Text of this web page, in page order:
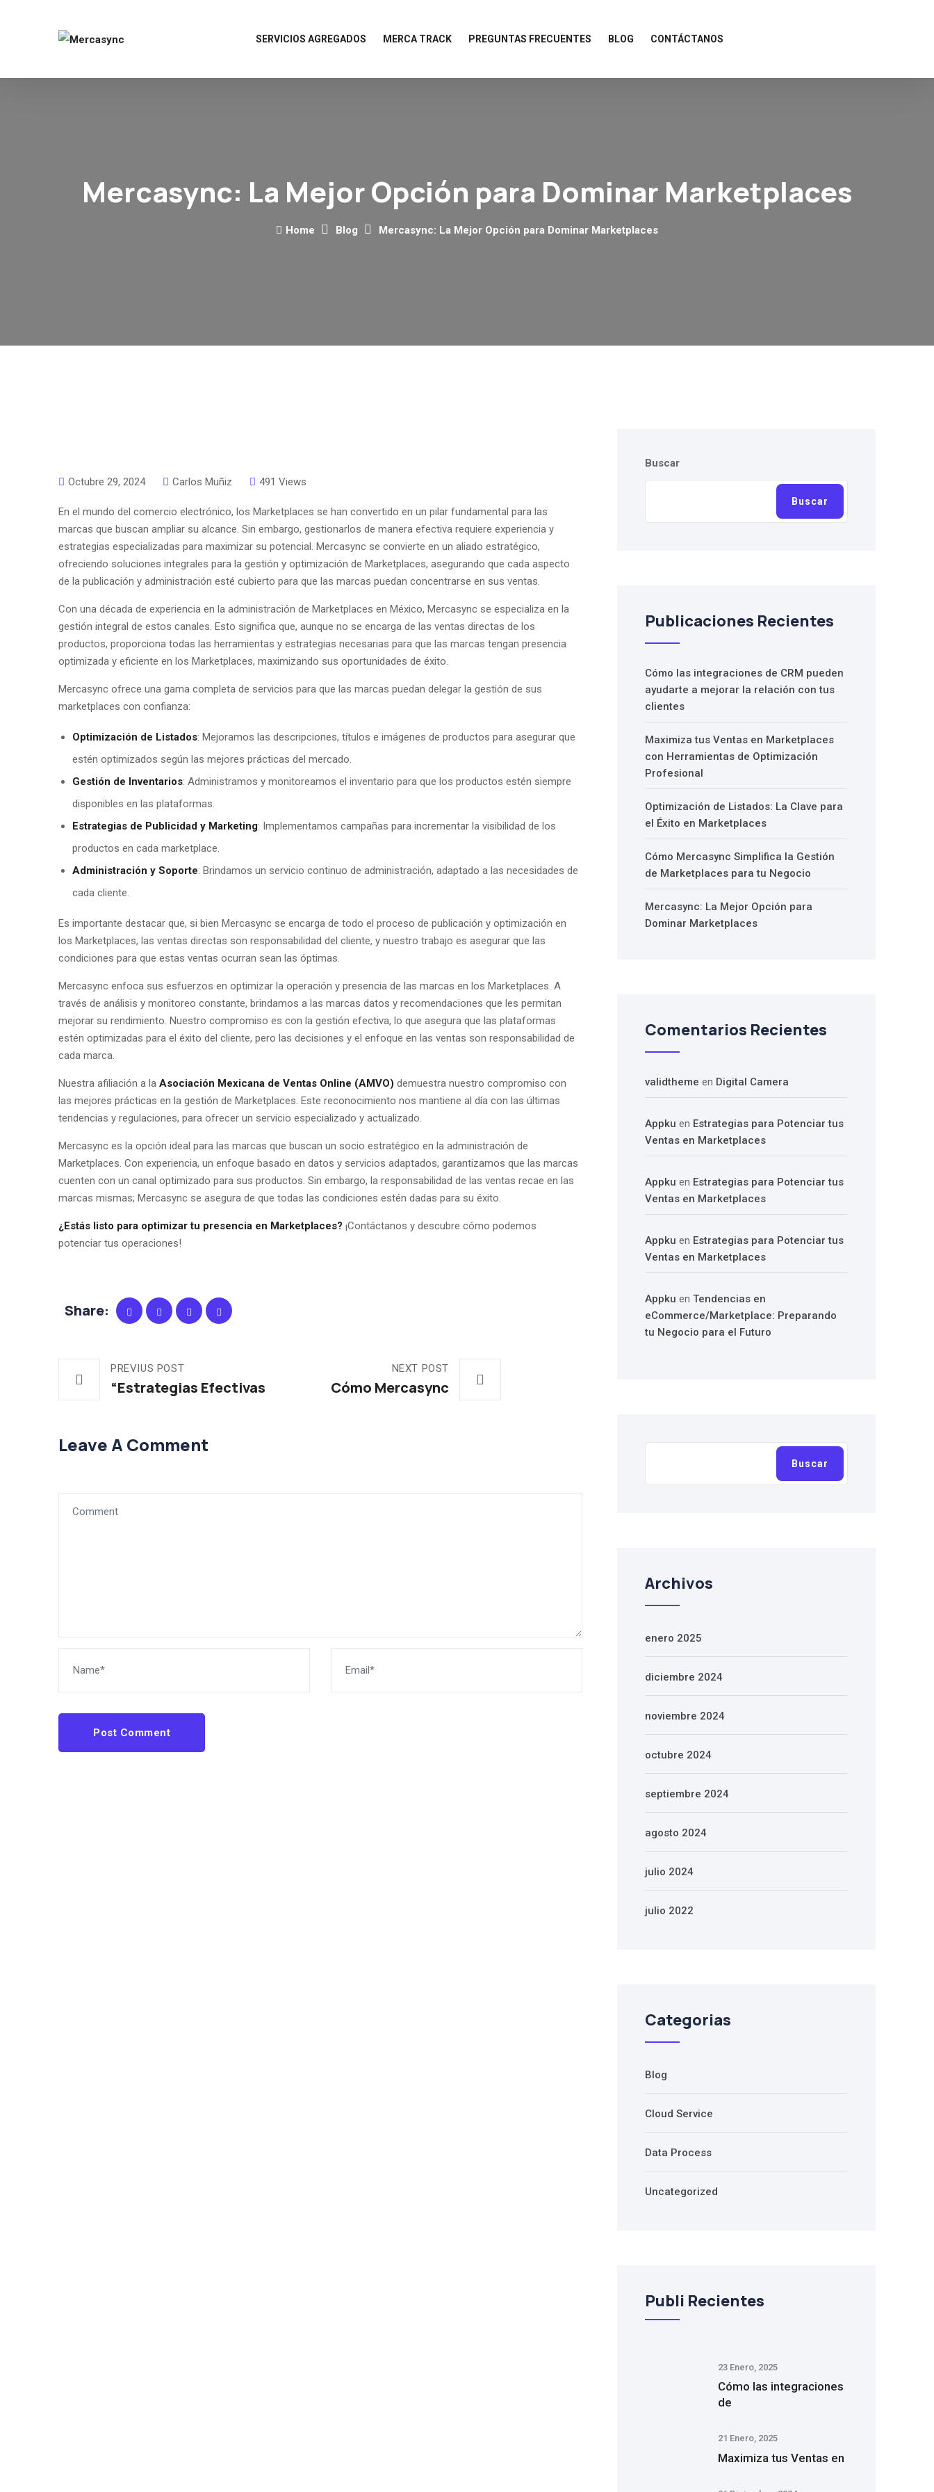
SERVICIOS AGREGADOS MERCA TRACK PREGUNTAS FRECUENTES BLOG CONTÁCTANOS
Mercasync: La Mejor Opción para Dominar Marketplaces
Home Blog Mercasync: La Mejor Opción para Dominar Marketplaces
Octubre 29, 2024 Carlos Muñiz 491 Views
En el mundo del comercio electrónico, los Marketplaces se han convertido en un pilar fundamental para las
marcas que buscan ampliar su alcance. Sin embargo, gestionarlos de manera efectiva requiere experiencia y
estrategias especializadas para maximizar su potencial. Mercasync se convierte en un aliado estratégico,
ofreciendo soluciones integrales para la gestión y optimización de Marketplaces, asegurando que cada aspecto
de la publicación y administración esté cubierto para que las marcas puedan concentrarse en sus ventas.
Con una década de experiencia en la administración de Marketplaces en México, Mercasync se especializa en la
gestión integral de estos canales. Esto significa que, aunque no se encarga de las ventas directas de los
productos, proporciona todas las herramientas y estrategias necesarias para que las marcas tengan presencia
optimizada y eficiente en los Marketplaces, maximizando sus oportunidades de éxito.
Mercasync ofrece una gama completa de servicios para que las marcas puedan delegar la gestión de sus
marketplaces con confianza:
Optimización de Listados: Mejoramos las descripciones, títulos e imágenes de productos para asegurar que
estén optimizados según las mejores prácticas del mercado.
Gestión de Inventarios: Administramos y monitoreamos el inventario para que los productos estén siempre
disponibles en las plataformas.
Estrategias de Publicidad y Marketing: Implementamos campañas para incrementar la visibilidad de los
productos en cada marketplace.
Administración y Soporte: Brindamos un servicio continuo de administración, adaptado a las necesidades de
cada cliente.
Es importante destacar que, si bien Mercasync se encarga de todo el proceso de publicación y optimización en
los Marketplaces, las ventas directas son responsabilidad del cliente, y nuestro trabajo es asegurar que las
condiciones para que estas ventas ocurran sean las óptimas.
Mercasync enfoca sus esfuerzos en optimizar la operación y presencia de las marcas en los Marketplaces. A
través de análisis y monitoreo constante, brindamos a las marcas datos y recomendaciones que les permitan
mejorar su rendimiento. Nuestro compromiso es con la gestión efectiva, lo que asegura que las plataformas
estén optimizadas para el éxito del cliente, pero las decisiones y el enfoque en las ventas son responsabilidad de
cada marca.
Nuestra afiliación a la Asociación Mexicana de Ventas Online (AMVO) demuestra nuestro compromiso con
las mejores prácticas en la gestión de Marketplaces. Este reconocimiento nos mantiene al día con las últimas
tendencias y regulaciones, para ofrecer un servicio especializado y actualizado.
Mercasync es la opción ideal para las marcas que buscan un socio estratégico en la administración de
Marketplaces. Con experiencia, un enfoque basado en datos y servicios adaptados, garantizamos que las marcas
cuenten con un canal optimizado para sus productos. Sin embargo, la responsabilidad de las ventas recae en las
marcas mismas; Mercasync se asegura de que todas las condiciones estén dadas para su éxito.
¿Estás listo para optimizar tu presencia en Marketplaces? ¡Contáctanos y descubre cómo podemos
potenciar tus operaciones!
Share:
PREVIUS POST
“Estrategias Efectivas
NEXT POST
Cómo Mercasync
Leave A Comment
Post Comment
Buscar
Buscar
Publicaciones Recientes
Cómo las integraciones de CRM pueden
ayudarte a mejorar la relación con tus
clientes
Maximiza tus Ventas en Marketplaces
con Herramientas de Optimización
Profesional
Optimización de Listados: La Clave para
el Éxito en Marketplaces
Cómo Mercasync Simplifica la Gestión
de Marketplaces para tu Negocio
Mercasync: La Mejor Opción para
Dominar Marketplaces
Comentarios Recientes
validtheme en Digital Camera
Appku en Estrategias para Potenciar tus
Ventas en Marketplaces
Appku en Estrategias para Potenciar tus
Ventas en Marketplaces
Appku en Estrategias para Potenciar tus
Ventas en Marketplaces
Appku en Tendencias en
eCommerce/Marketplace: Preparando
tu Negocio para el Futuro
Buscar
Archivos
enero 2025
diciembre 2024
noviembre 2024
octubre 2024
septiembre 2024
agosto 2024
julio 2024
julio 2022
Categorias
Blog
Cloud Service
Data Process
Uncategorized
Publi Recientes
23 Enero, 2025
Cómo las integraciones
de
21 Enero, 2025
Maximiza tus Ventas en